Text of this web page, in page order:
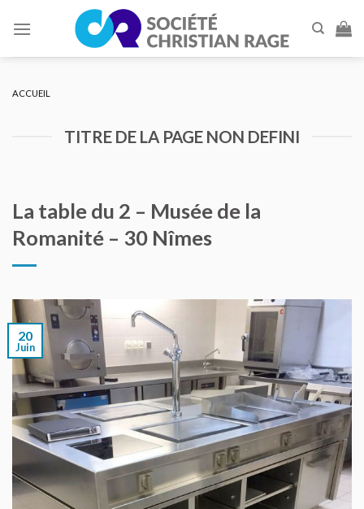
ACCUEIL
TITRE DE LA PAGE NON DEFINI
La table du 2 – Musée de la
Romanité – 30 Nîmes
20
Juin